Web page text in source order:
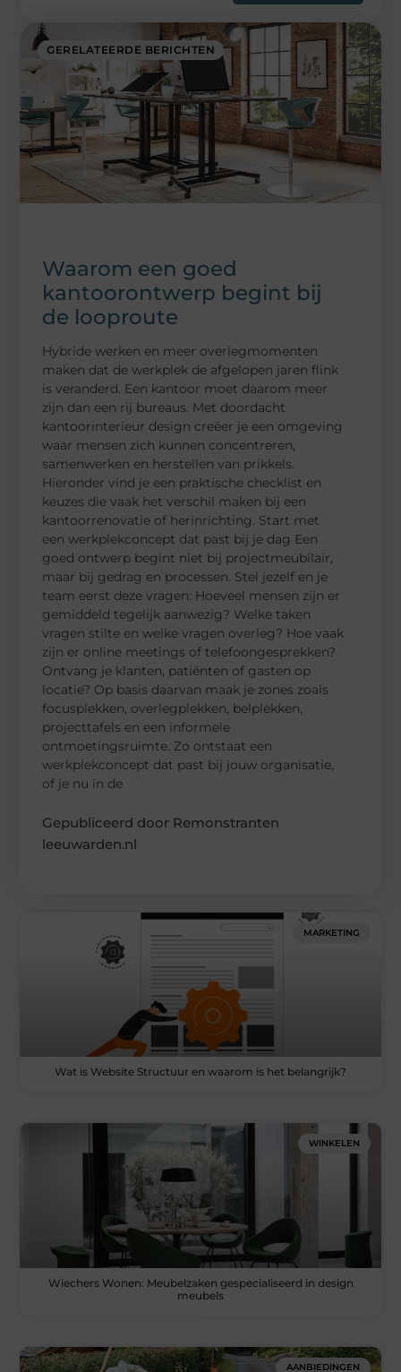
GERELATEERDE BERICHTEN
Waarom een goed
kantoorontwerp begint bij
de looproute
Hybride werken en meer overlegmomenten
maken dat de werkplek de afgelopen jaren flink
is veranderd. Een kantoor moet daarom meer
zijn dan een rij bureaus. Met doordacht
kantoorinterieur design creëer je een omgeving
waar mensen zich kunnen concentreren,
samenwerken en herstellen van prikkels.
Hieronder vind je een praktische checklist en
keuzes die vaak het verschil maken bij een
kantoorrenovatie of herinrichting. Start met
een werkplekconcept dat past bij je dag Een
goed ontwerp begint niet bij projectmeubilair,
maar bij gedrag en processen. Stel jezelf en je
team eerst deze vragen: Hoeveel mensen zijn er
gemiddeld tegelijk aanwezig? Welke taken
vragen stilte en welke vragen overleg? Hoe vaak
zijn er online meetings of telefoongesprekken?
Ontvang je klanten, patiënten of gasten op
locatie? Op basis daarvan maak je zones zoals
focusplekken, overlegplekken, belplekken,
projecttafels en een informele
ontmoetingsruimte. Zo ontstaat een
werkplekconcept dat past bij jouw organisatie,
of je nu in de
Gepubliceerd door Remonstranten
leeuwarden.nl
MARKETING
Wat is Website Structuur en waarom is het belangrijk?
WINKELEN
Wiechers Wonen: Meubelzaken gespecialiseerd in design
meubels
AANBIEDINGEN